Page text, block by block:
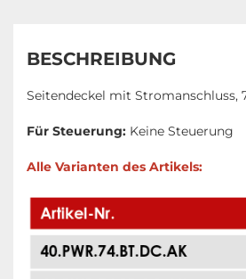
BESCHREIBUNG
Seitendeckel mit Stromanschluss,
Für Steuerung: Keine Steuerung
Alle Varianten des Artikels: